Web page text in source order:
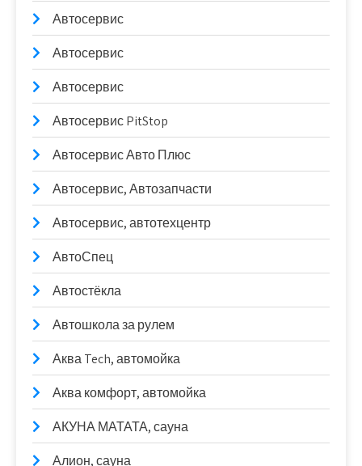
Автосервис
Автосервис
Автосервис
Автосервис PitStop
Автосервис Авто Плюс
Автосервис, Автозапчасти
Автосервис, автотехцентр
АвтоСпец
Автостёкла
Автошкола за рулем
Аква Tech, автомойка
Аква комфорт, автомойка
АКУНА МАТАТА, сауна
Алион, сауна